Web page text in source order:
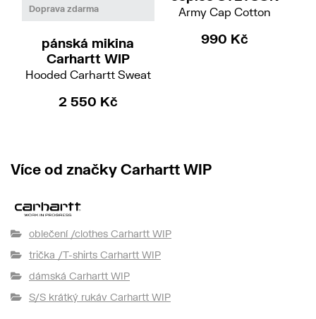
Doprava zdarma
LXL
pánská mikina
Carhartt WIP
Hooded Carhartt Sweat
2 550 Kč
Army Cap Cotton
990 Kč
Více od značky Carhartt WIP
oblečení /clothes Carhartt WIP
trička /T-shirts Carhartt WIP
dámská Carhartt WIP
S/S krátký rukáv Carhartt WIP